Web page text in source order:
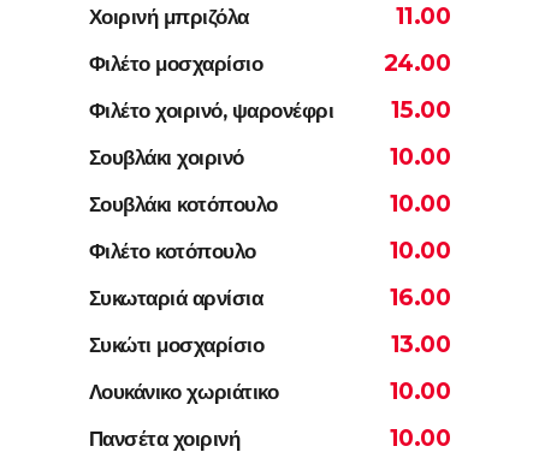
Χοιρινή μπριζόλα 11.00
Φιλέτο μοσχαρίσιο 24.00
Φιλέτο χοιρινό, ψαρονέφρι 15.00
Σουβλάκι χοιρινό 10.00
Σουβλάκι κοτόπουλο 10.00
Φιλέτο κοτόπουλο 10.00
Συκωταριά αρνίσια 16.00
Συκώτι μοσχαρίσιο 13.00
Λουκάνικο χωριάτικο 10.00
Πανσέτα χοιρινή 10.00